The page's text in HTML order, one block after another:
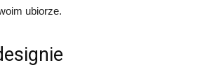
ubiorze.